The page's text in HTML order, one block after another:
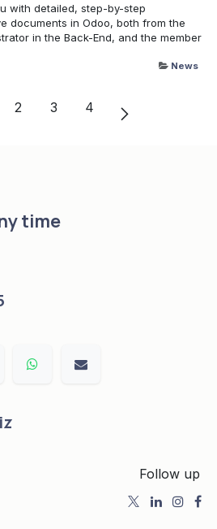
with detailed, step-by-step
documents in Odoo, both from the
in the Back-End, and the member
News
2 3 4
time
Follow up